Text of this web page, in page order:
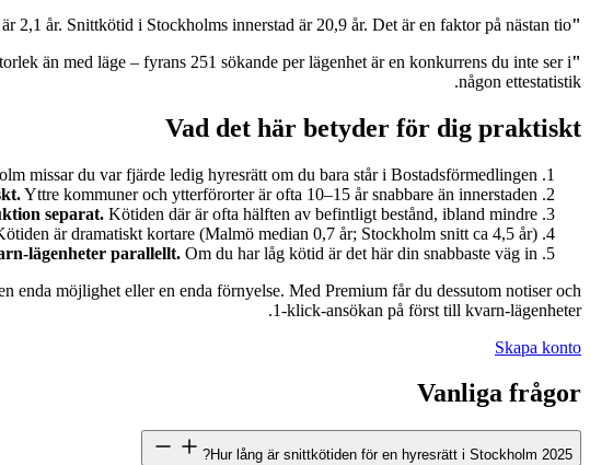
"Storstadskrisen är homogen."
2,1 år. Snittkötid i Stockholms innerstad är 20,9 år. Det är en faktor på nästan tio.
"Ettor är snabbast överallt."
än med läge – fyrans 251 sökande per lägenhet är en konkurrens du inte ser i
någon ettestatistik.
Vad det här betyder för dig praktiskt
missar du var fjärde ledig hyresrätt om du bara står i Bostadsförmedlingen.
Yttre kommuner och ytterförorter är ofta 10–15 år snabbare än innerstaden.
separat. Kötiden där är ofta hälften av befintligt bestånd, ibland mindre.
är dramatiskt kortare (Malmö median 0,7 år; Stockholm snitt ca 4,5 år).
lägenheter parallellt. Om du har låg kötid är det här din snabbaste väg in.
möjlighet eller en enda förnyelse. Med Premium får du dessutom notiser och
1-klick-ansökan på först till kvarn-lägenheter.
Skapa konto
Vanliga frågor
Hur lång är snittkötiden för en hyresrätt i Stockholm 2025?